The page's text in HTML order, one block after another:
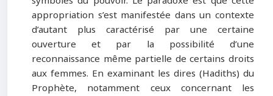
appropriation s’est manifestée dans un contexte
d’autant plus caractérisé par une certaine
ouverture et par la possibilité d’une
reconnaissance même partielle de certains droits
aux femmes. En examinant les dires (Hadiths) du
Prophète, notamment ceux concernant les